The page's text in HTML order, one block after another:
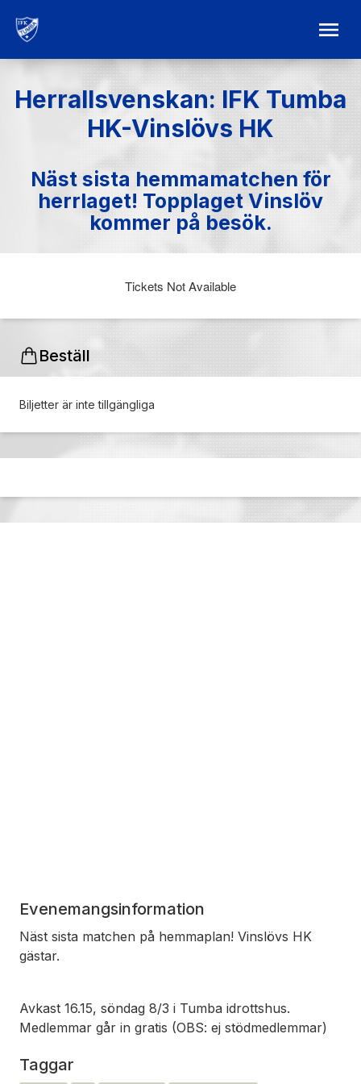
Herrallsvenskan: IFK Tumba
HK-Vinslövs HK
Näst sista hemmamatchen för
herrlaget! Topplaget Vinslöv
kommer på besök.
Tickets Not Available
Beställ
Biljetter är inte tillgängliga
Evenemangsinformation
Näst sista matchen på hemmaplan! Vinslövs HK
gästar.
Avkast 16.15, söndag 8/3 i Tumba idrottshus.
Medlemmar går in gratis (OBS: ej stödmedlemmar)
Taggar